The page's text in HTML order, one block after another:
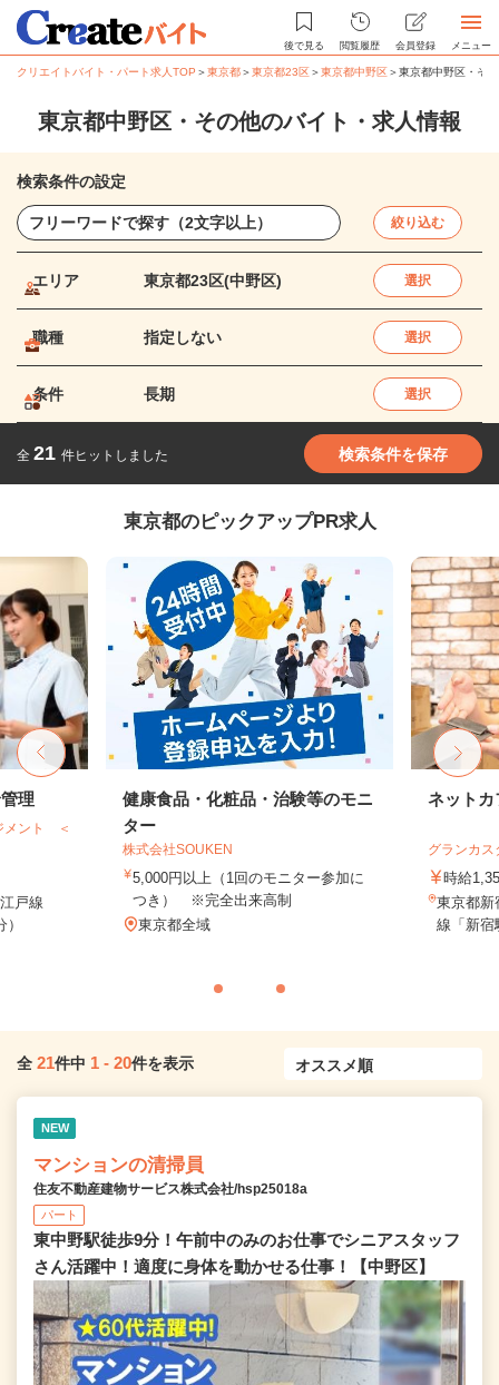
後で見る 閲覧履歴 会員登録 メニュー
クリエイトバイト・パート求人TOP ＞東京都＞東京都23区＞東京都中野区＞東京都中野区・そ
東京都中野区・その他のバイト・求人情報
検索条件の設定
絞り込む
エリア 東京都23区(中野区) 選択
職種 指定しない 選択
条件 長期 選択
全 21 件ヒットしました 検索条件を保存
東京都のピックアップPR求人
理
メント ＜
戸線
健康食品・化粧品・治験等のモニ
ター
株式会社SOUKEN
5,000円以上（1回のモニター参加に
つき） ※完全出来高制
東京都全域
ネットカ
グランカ
時給
東京都新
線「新宿
全 21件中 1 - 20件を表示
NEW
マンションの清掃員
住友不動産建物サービス株式会社/hsp25018a
パート
東中野駅徒歩9分！午前中のみのお仕事でシニアスタッフ
さん活躍中！適度に身体を動かせる仕事！【中野区】